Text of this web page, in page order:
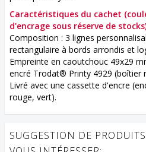
Caractéristiques du cachet
d'encrage sous réserve de
Composition : 3 lignes
rectangulaire à bords arrondis et
Empreinte en caoutchouc 49x29
encré Trodat® Printy 4929 (boîtier
Livré avec une cassette d'encre
rouge, vert).
SUGGESTION DE